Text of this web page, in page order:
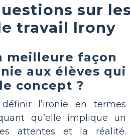
sur
travail Irony
meilleure façon
aux élèves qui
concept ?
l’ironie en termes
qu’elle implique un
attentes et la réalité.